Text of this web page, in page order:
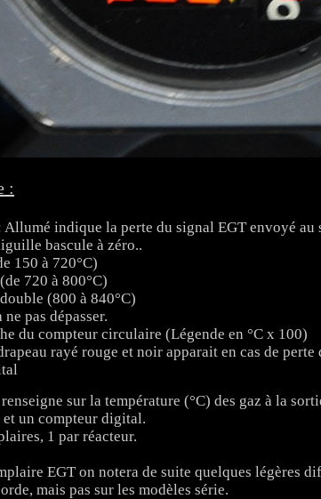
:
Allumé indique la perte du signal EGT envoyé au
bascule à zéro..
150 à 720°C)
720 à 800°C)
(800 à 840°C)
pas dépasser.
du compteur circulaire (Légende en °C x 100)
rayé rouge et noir apparait en cas de perte
sur la température (°C) des gaz à la
un compteur digital.
1 par réacteur.
EGT on notera de suite quelques légères
mais pas sur les modèles série.